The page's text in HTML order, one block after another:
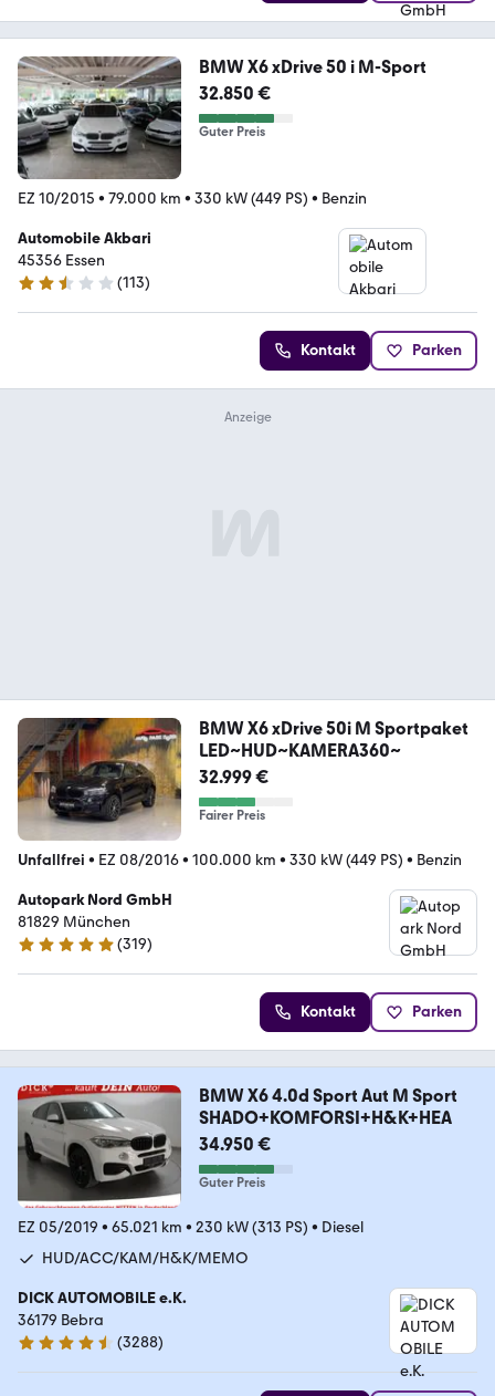
BMW X6 xDrive 50 i M-Sport
32.850 €
Guter Preis
EZ 10/2015 • 79.000 km • 330 kW (449 PS) • Benzin
Automobile Akbari
45356 Essen
2.7 Sterne
(113)
Kontakt Parken
BMW X6 xDrive 50i M Sportpaket
LED~HUD~KAMERA360~
32.999 €
Fairer Preis
Unfallfrei • EZ 08/2016• 100.000 km • 330 kW (449 PS) • Benzin
Autopark Nord GmbH
81829 München
4.9 Sterne
(319)
Kontakt Parken
BMW X6 4.0d Sport Aut M Sport
SHADO+KOMFORSI+H&K+HEA
34.950 €
Guter Preis
EZ 05/2019 • 65.021 km • 230 kW (313 PS) • Diesel
HUD/ACC/KAM/H&K/MEMO
DICK AUTOMOBILE e.K.
36179 Bebra
4.7 Sterne
(3288)